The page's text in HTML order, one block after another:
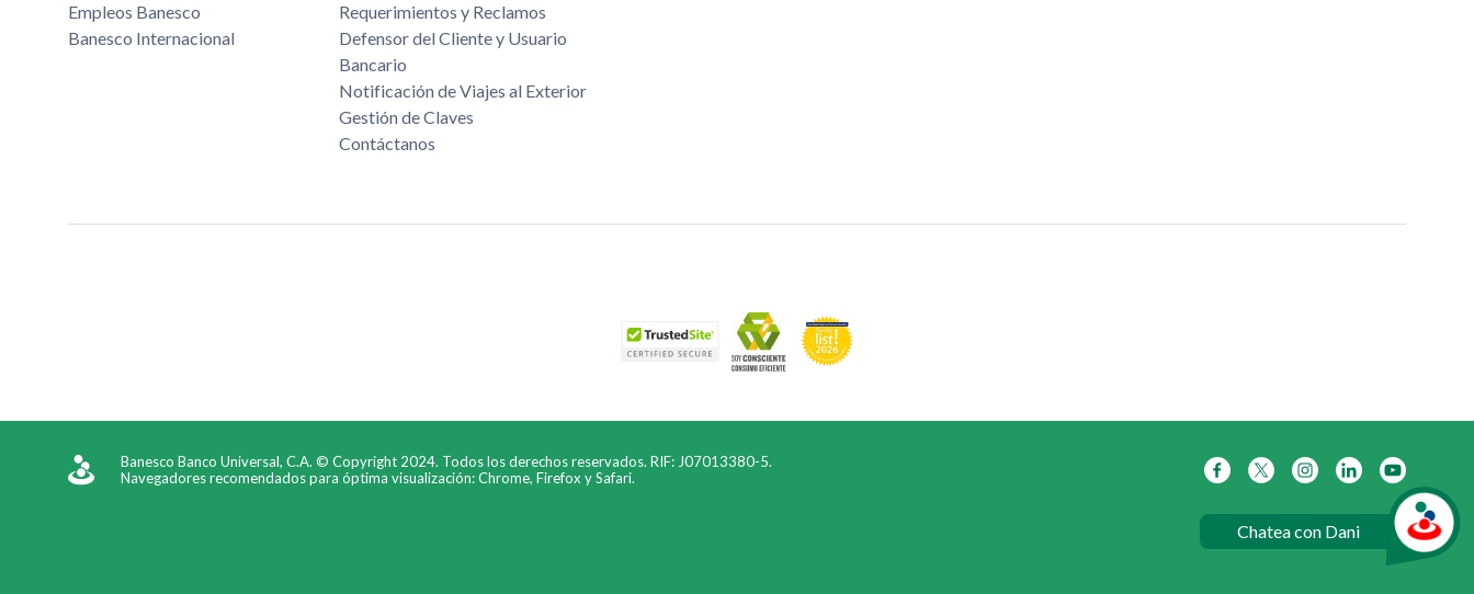
Empleos Banesco
Banesco Internacional
Requerimientos y Reclamos
Defensor del Cliente y Usuario
Bancario
Notificación de Viajes al Exterior
Gestión de Claves
Contáctanos
Banesco Banco Universal, C.A. © Copyright 2024. Todos los derechos reservados. RIF: J07013380-5.
Navegadores recomendados para óptima visualización: Chrome, Firefox y Safari.
Chatea con Dani